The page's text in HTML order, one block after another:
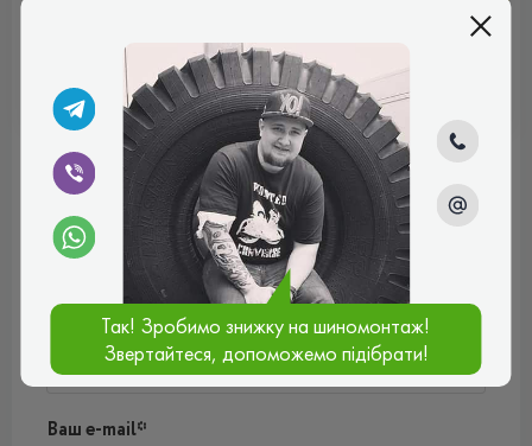
ВСЕСЕЗОННІ
Отзывы (0)
Пока нет комментариев
Написать комментарий
Имя*
Ваш e-mail*
Так! Зробимо знижку на шиномонтаж!
Звертайтеся, допоможемо підібрати!